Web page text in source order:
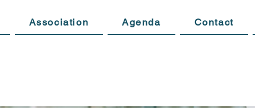
Association Agenda Contact